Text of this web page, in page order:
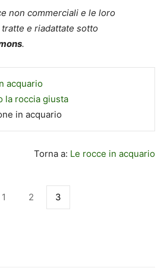
non commerciali e le loro
e riadattate sotto
.
acquario
la roccia giusta
in acquario
Torna a: Le rocce in acquario
1 2 3